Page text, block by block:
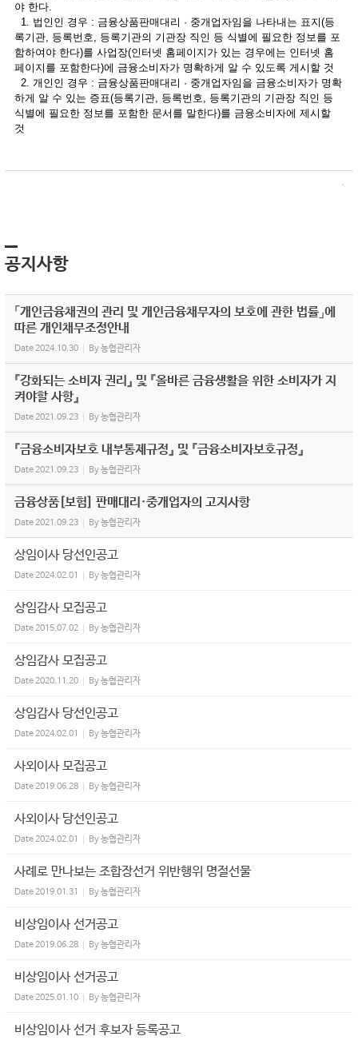
야 한다.
1. 법인인 경우 : 금융상품판매대리 · 중개업자임을 나타내는 표지(등
록기관, 등록번호, 등록기관의 기관장 직인 등 식별에 필요한 정보를 포
함하여야 한다)를 사업장(인터넷 홈페이지가 있는 경우에는 인터넷 홈
페이지를 포함한다)에 금융소비자가 명확하게 알 수 있도록 게시할 것
2. 개인인 경우 : 금융상품판매대리 · 중개업자임을 금융소비자가 명확
하게 알 수 있는 증표(등록기관, 등록번호, 등록기관의 기관장 직인 등
식별에 필요한 정보를 포함한 문서를 말한다)를 금융소비자에 제시할
것
공지사항
「개인금융채권의 관리 및 개인금융채무자의 보호에 관한 법률」에
따른 개인채무조정안내
Date2024.10.30 By농협관리자
『강화되는 소비자 권리』 및 『올바른 금융생활을 위한 소비자가 지
켜야할 사항』
Date2021.09.23 By농협관리자
『금융소비자보호 내부통제규정』 및 『금융소비자보호규정』
Date2021.09.23 By농협관리자
금융상품[보험] 판매대리·중개업자의 고지사항
Date2021.09.23 By농협관리자
상임이사 당선인공고
Date2024.02.01 By농협관리자
상임감사 모집공고
Date2015.07.02 By농협관리자
상임감사 모집공고
Date2020.11.20 By농협관리자
상임감사 당선인공고
Date2024.02.01 By농협관리자
사외이사 모집공고
Date2019.06.28 By농협관리자
사외이사 당선인공고
Date2024.02.01 By농협관리자
사례로 만나보는 조합장선거 위반행위 명절선물
Date2019.01.31 By농협관리자
비상임이사 선거공고
Date2019.06.28 By농협관리자
비상임이사 선거공고
Date2025.01.10 By농협관리자
비상임이사 선거 후보자 등록공고